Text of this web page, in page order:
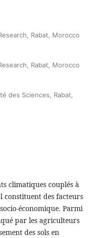
Rabat, Morocco
Rabat, Morocco
des Sciences, Rabat,
climatiques couplés à
constituent des facteurs
économique. Parmi
par les agriculteurs
des sols en